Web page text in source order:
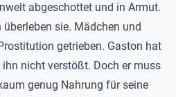
abgeschottet und in Armut.
sie. Mädchen und
getrieben. Gaston hat
nicht verstößt. Doch er muss
genug Nahrung für seine